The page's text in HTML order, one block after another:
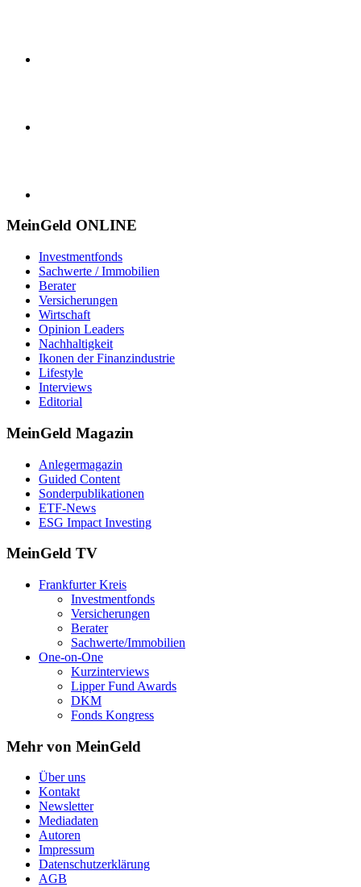
MeinGeld ONLINE
Investmentfonds
Sachwerte / Immobilien
Berater
Versicherungen
Wirtschaft
Opinion Leaders
Nachhaltigkeit
Ikonen der Finanzindustrie
Lifestyle
Interviews
Editorial
MeinGeld Magazin
Anlegermagazin
Guided Content
Sonderpublikationen
ETF-News
ESG Impact Investing
MeinGeld TV
Frankfurter Kreis
Investmentfonds
Versicherungen
Berater
Sachwerte/Immobilien
One-on-One
Kurzinterviews
Lipper Fund Awards
DKM
Fonds Kongress
Mehr von MeinGeld
Über uns
Kontakt
Newsletter
Mediadaten
Autoren
Impressum
Datenschutzerklärung
AGB